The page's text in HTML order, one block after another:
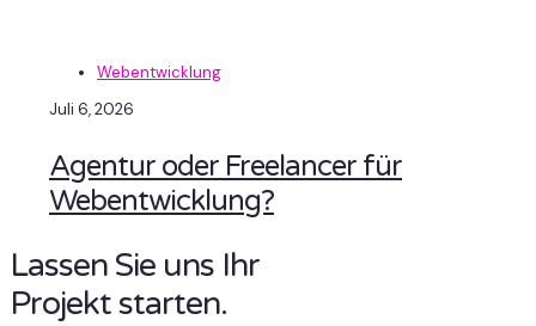
Webentwicklung
Juli 6, 2026
Agentur oder Freelancer für
Webentwicklung?
Lassen Sie uns Ihr
Projekt starten.